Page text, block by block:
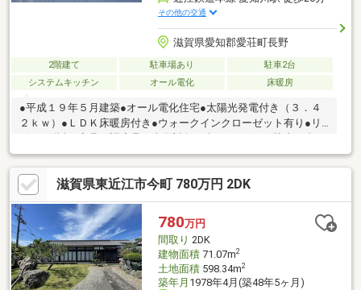
その他の交通
滋賀県愛知郡愛荘町長野
2階建て 駐車場あり
駐車2台
システムキッチン
オール電化 床暖房
●平成１９年５月建築●オール電化住宅●太陽光発電付き（３．４
２ｋｗ）●ＬＤＫ床暖房付き●ウォークインクローゼット有り●リ
（車種によります。車庫証明の可能台数ではありません。駐車ス
ペース約5ｍ×約5ｍ。）
滋賀県東近江市今町 780万円 2DK
780万円
間取り 2DK
建物面積71.07m2
土地面積598.34m2
築年月 1978年4月(築48年5ヶ月)